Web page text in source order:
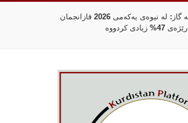
بانکی جیهانی 100 ملیۆن دۆلار بۆ
کەرتی دارایی سووریا تەرخان